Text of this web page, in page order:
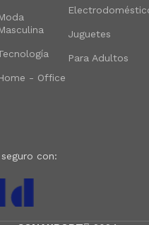
- Office
Juguetes
Para Adultos
con: